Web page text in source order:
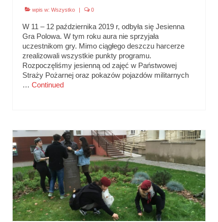
wpis w: Wszystko | 0
W 11 – 12 października 2019 r, odbyła się Jesienna
Gra Polowa. W tym roku aura nie sprzyjała
uczestnikom gry. Mimo ciągłego deszczu harcerze
zrealizowali wszystkie punkty programu.
Rozpoczęliśmy jesienną od zajęć w Państwowej
Straży Pożarnej oraz pokazów pojazdów militarnych
… Continued